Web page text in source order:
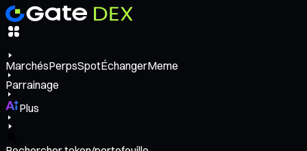
MarchésPerpsSpotÉchangerMeme
Parrainage
Plus